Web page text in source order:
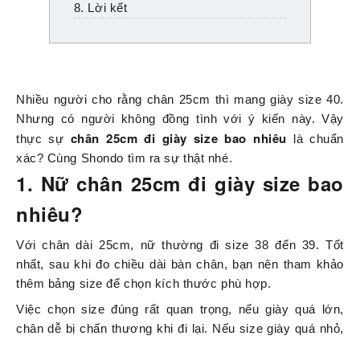
8. Lời kết
Nhiều người cho rằng chân 25cm thì mang giày size 40.
Nhưng có người không đồng tình với ý kiến này. Vậy
thực sự chân 25cm đi giày size bao nhiêu là chuẩn
xác? Cùng Shondo tìm ra sự thật nhé.
1. Nữ chân 25cm đi giày size bao
nhiêu?
Với chân dài 25cm, nữ thường đi size 38 đến 39. Tốt
nhất, sau khi đo chiều dài bàn chân, bạn nên tham khảo
thêm bảng size để chọn kích thước phù hợp.
Việc chọn size đúng rất quan trọng, nếu giày quá lớn,
chân dễ bị chấn thương khi đi lại. Nếu size giày quá nhỏ,